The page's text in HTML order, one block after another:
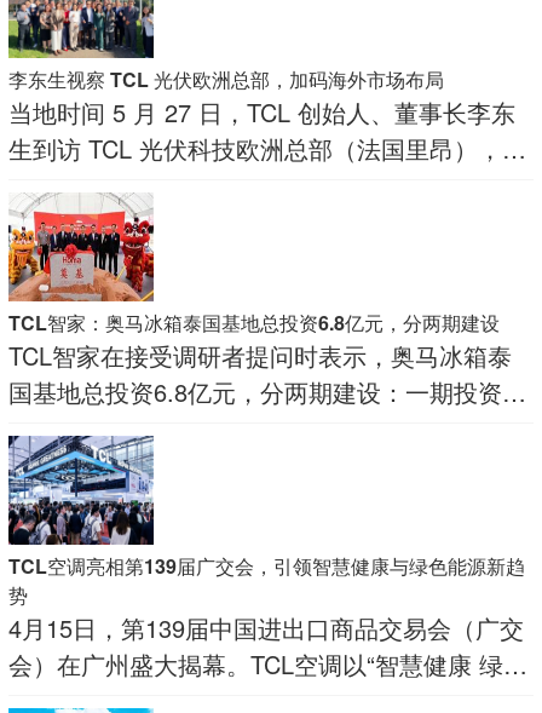
李东生视察 TCL 光伏欧洲总部，加码海外市场布局
当地时间 5 月 27 日，TCL 创始人、董事长李东
生到访 TCL 光伏科技欧洲总部（法国里昂），调
研欧洲光伏业务并与当地团队交流。
TCL智家：奥马冰箱泰国基地总投资6.8亿元，分两期建设
TCL智家在接受调研者提问时表示，奥马冰箱泰
国基地总投资6.8亿元，分两期建设：一期投资
0.8亿元，建设30万台冷柜产线，已于2026年初投
产；二期投资6亿元
TCL空调亮相第139届广交会，引领智慧健康与绿色能源新趋
势
4月15日，第139届中国进出口商品交易会（广交
会）在广州盛大揭幕。TCL空调以“智慧健康 绿色
未来”为主题，携多款创新产品，以及环境绿色能